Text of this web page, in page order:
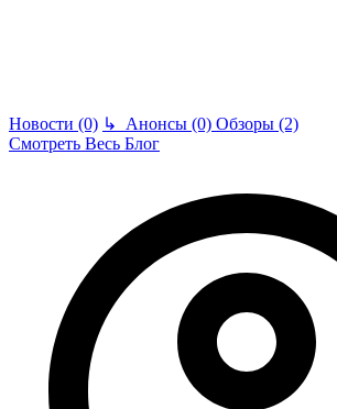
Новости (0) ↳ Анонсы (0) Обзоры (2)
Смотреть Весь Блог